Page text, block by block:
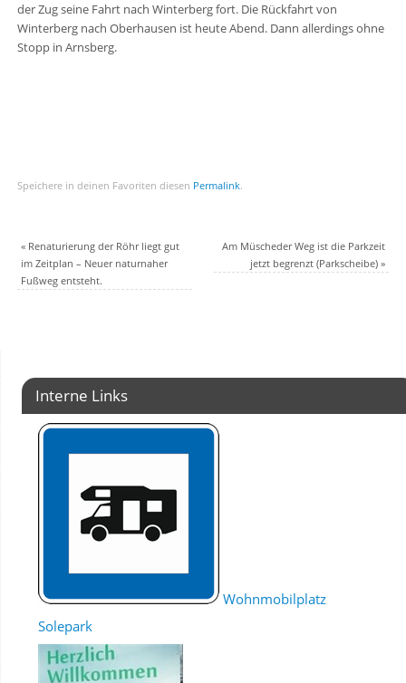
der Zug seine Fahrt nach Winterberg fort. Die Rückfahrt von
Winterberg nach Oberhausen ist heute Abend. Dann allerdings ohne
Stopp in Arnsberg.
Speichere in deinen Favoriten diesen Permalink.
«Renaturierung der Röhr liegt gut
im Zeitplan – Neuer naturnaher
Fußweg entsteht.
Am Müscheder Weg ist die Parkzeit
jetzt begrenzt (Parkscheibe)»
Interne Links
Wohnmobilplatz
Solepark